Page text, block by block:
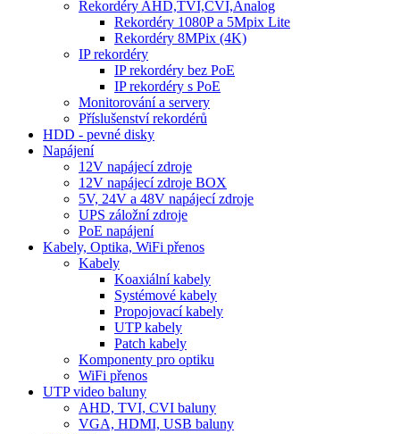
Rekordéry AHD,TVI,CVI,Analog
Rekordéry 1080P a 5Mpix Lite
Rekordéry 8MPix (4K)
IP rekordéry
IP rekordéry bez PoE
IP rekordéry s PoE
Monitorování a servery
Příslušenství rekordérů
HDD - pevné disky
Napájení
12V napájecí zdroje
12V napájecí zdroje BOX
5V, 24V a 48V napájecí zdroje
UPS záložní zdroje
PoE napájení
Kabely, Optika, WiFi přenos
Kabely
Koaxiální kabely
Systémové kabely
Propojovací kabely
UTP kabely
Patch kabely
Komponenty pro optiku
WiFi přenos
UTP video baluny
AHD, TVI, CVI baluny
VGA, HDMI, USB baluny